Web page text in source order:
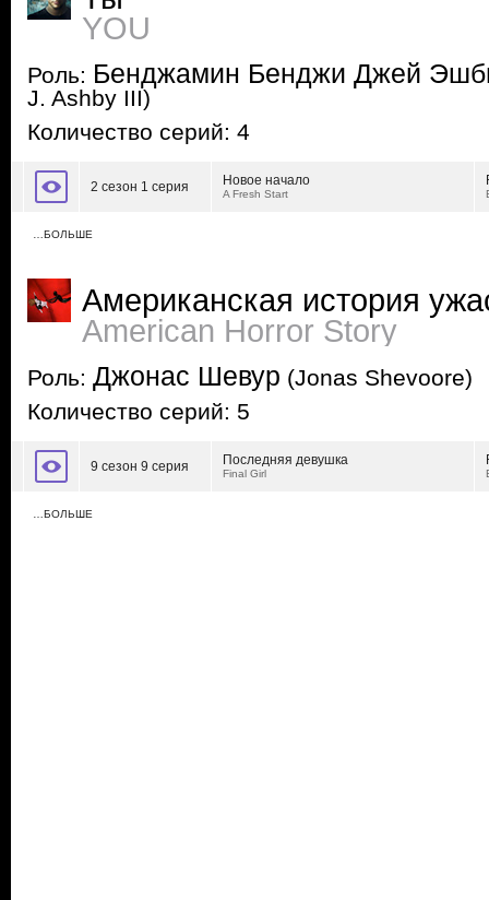
YOU
Роль: Бенджамин Бенджи Джей
J. Ashby III)
Количество серий: 4
2 сезон 1 серия Новое начало
A Fresh Start
…БОЛЬШЕ
Американская история
American Horror Story
Роль: Джонас Шевур (Jonas Shevoore)
Количество серий: 5
9 сезон 9 серия Последняя девушка
Final Girl
…БОЛЬШЕ